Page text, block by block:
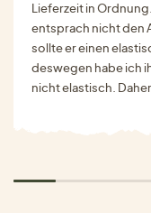
Lieferzeit in
entsprach nicht den
sollte er einen
deswegen habe ich
nicht elastisch.